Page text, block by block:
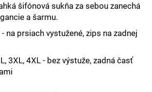
šifónová sukňa za sebou zanechá
a šarmu.
na prsiach vystužené, zips na zadnej
3XL, 4XL - bez výstuže, zadná časť